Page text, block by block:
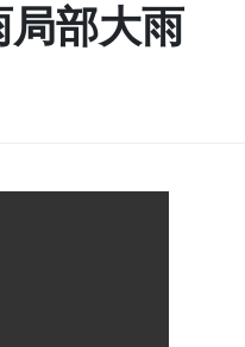
局部大雨